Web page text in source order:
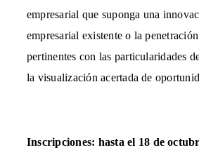
empresarial que suponga una
empresarial existente o la
pertinentes con las particularidades
la visualización acertada de
Inscripciones: hasta el 18 de